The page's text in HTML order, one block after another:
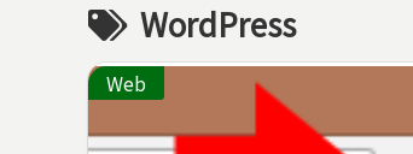
WordPress
Web